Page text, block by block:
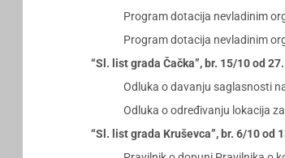
Program dotacija nevladinim
Program dotacija nevladinim
“Sl. list grada Čačka”, br. 15/10 od
Odluka o davanju saglasnosti
Odluka o određivanju lokacija
“Sl. list grada Kruševca”, br. 6/10 od